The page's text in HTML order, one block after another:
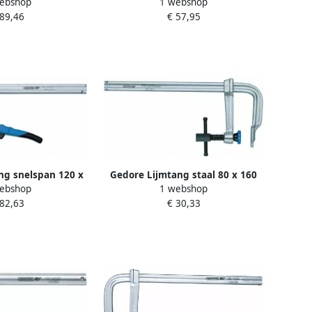
1070428
MM 1070304
€ 57,95
snelspan 120 x
1070401
Gedore Lijmtang staal 80 x 160
MM 1070223
1 webshop
€ 30,33